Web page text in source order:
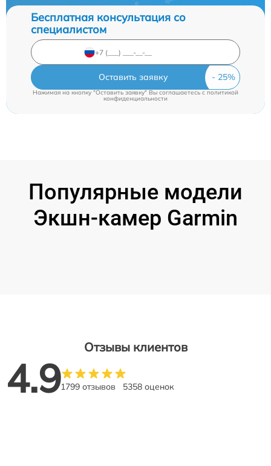
Бесплатная консультация со
специалистом
Оставить заявку
Нажимая на кнопку "Оставить заявку" Вы соглашаетесь c политикой
конфиденциальности
Популярные модели
Экшн-камер Garmin
Отзывы клиентов
4.91799 отзывов 5358 оценок